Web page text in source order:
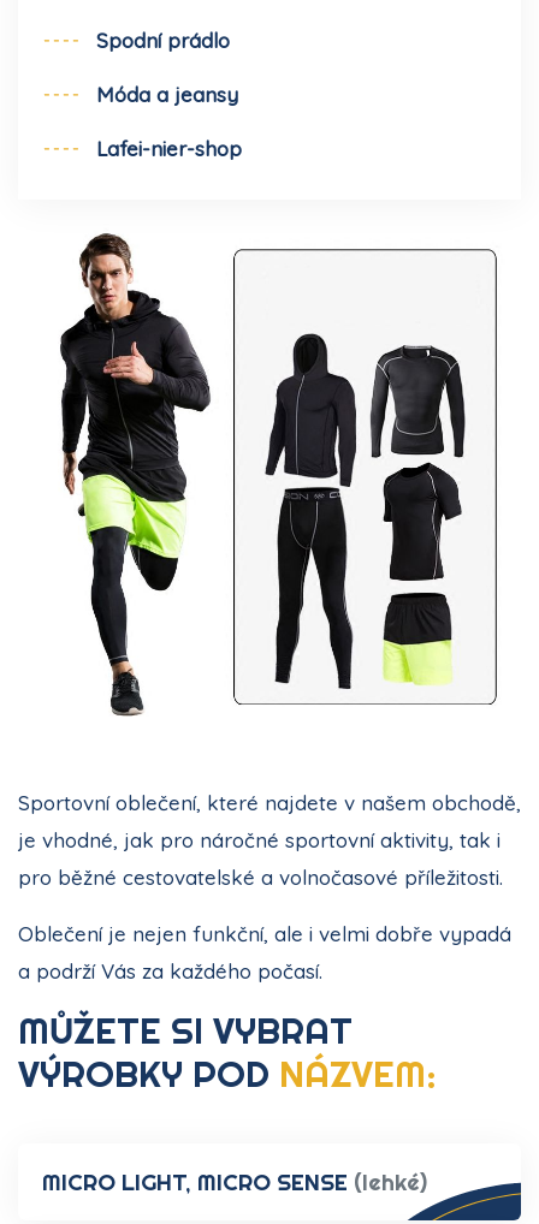
Sportovní oblečení, které najdete v našem obchodě,
je vhodné, jak pro náročné sportovní aktivity, tak i
pro běžné cestovatelské a volnočasové příležitosti.
Oblečení je nejen funkční, ale i velmi dobře vypadá
a podrží Vás za každého počasí.
MŮŽETE SI VYBRAT
VÝROBKY POD NÁZVEM:
MICRO LIGHT, MICRO SENSE (lehké)
Spodní prádlo
Móda a jeansy
Lafei-nier-shop